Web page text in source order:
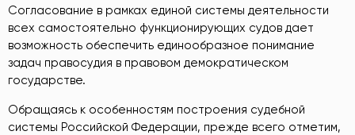
Согласование в рамках единой системы деятельности
всех самостоятельно функционирующих судов дает
возможность обеспечить единообразное понимание
задач правосудия в правовом демократическом
государстве.
Обращаясь к особенностям построения судебной
системы Российской Федерации, прежде всего отметим,